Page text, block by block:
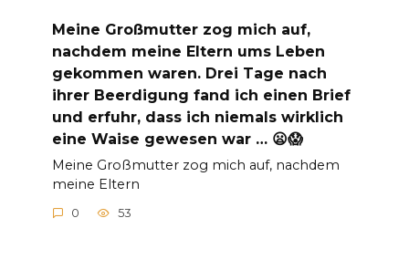
Meine Großmutter zog mich auf,
nachdem meine Eltern ums Leben
gekommen waren. Drei Tage nach
ihrer Beerdigung fand ich einen Brief
und erfuhr, dass ich niemals wirklich
eine Waise gewesen war … 😦😱
Meine Großmutter zog mich auf, nachdem
meine Eltern
0 53